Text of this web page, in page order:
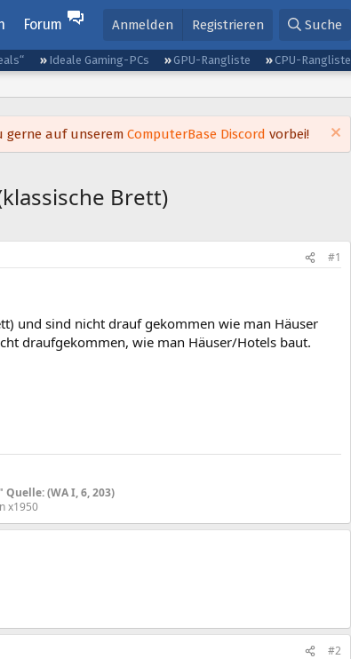
Forum Anmelden Registrieren Suche
Ideale Gaming-PCs GPU-Rangliste
CPU-Rangliste
gerne auf unserem ComputerBase Discord vorbei!
Brett)
#1
und sind nicht drauf gekommen wie man Häuser
draufgekommen, wie man Häuser/Hotels baut.
(WA I, 6, 203)
x1950
#2